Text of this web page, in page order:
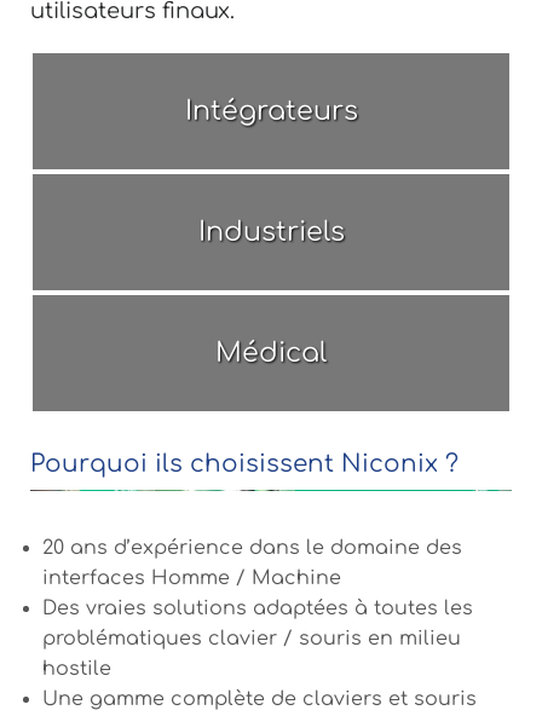
utilisateurs finaux.
Intégrateurs
Industriels
Médical
Pourquoi ils choisissent Niconix ?
20 ans d’expérience dans le domaine des
interfaces Homme / Machine
Des vraies solutions adaptées à toutes les
problématiques clavier / souris en milieu
hostile
Une gamme complète de claviers et souris